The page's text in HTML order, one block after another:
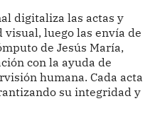
digitaliza las actas y
luego las envía de
de Jesús María,
con la ayuda de
humana. Cada acta
su integridad y